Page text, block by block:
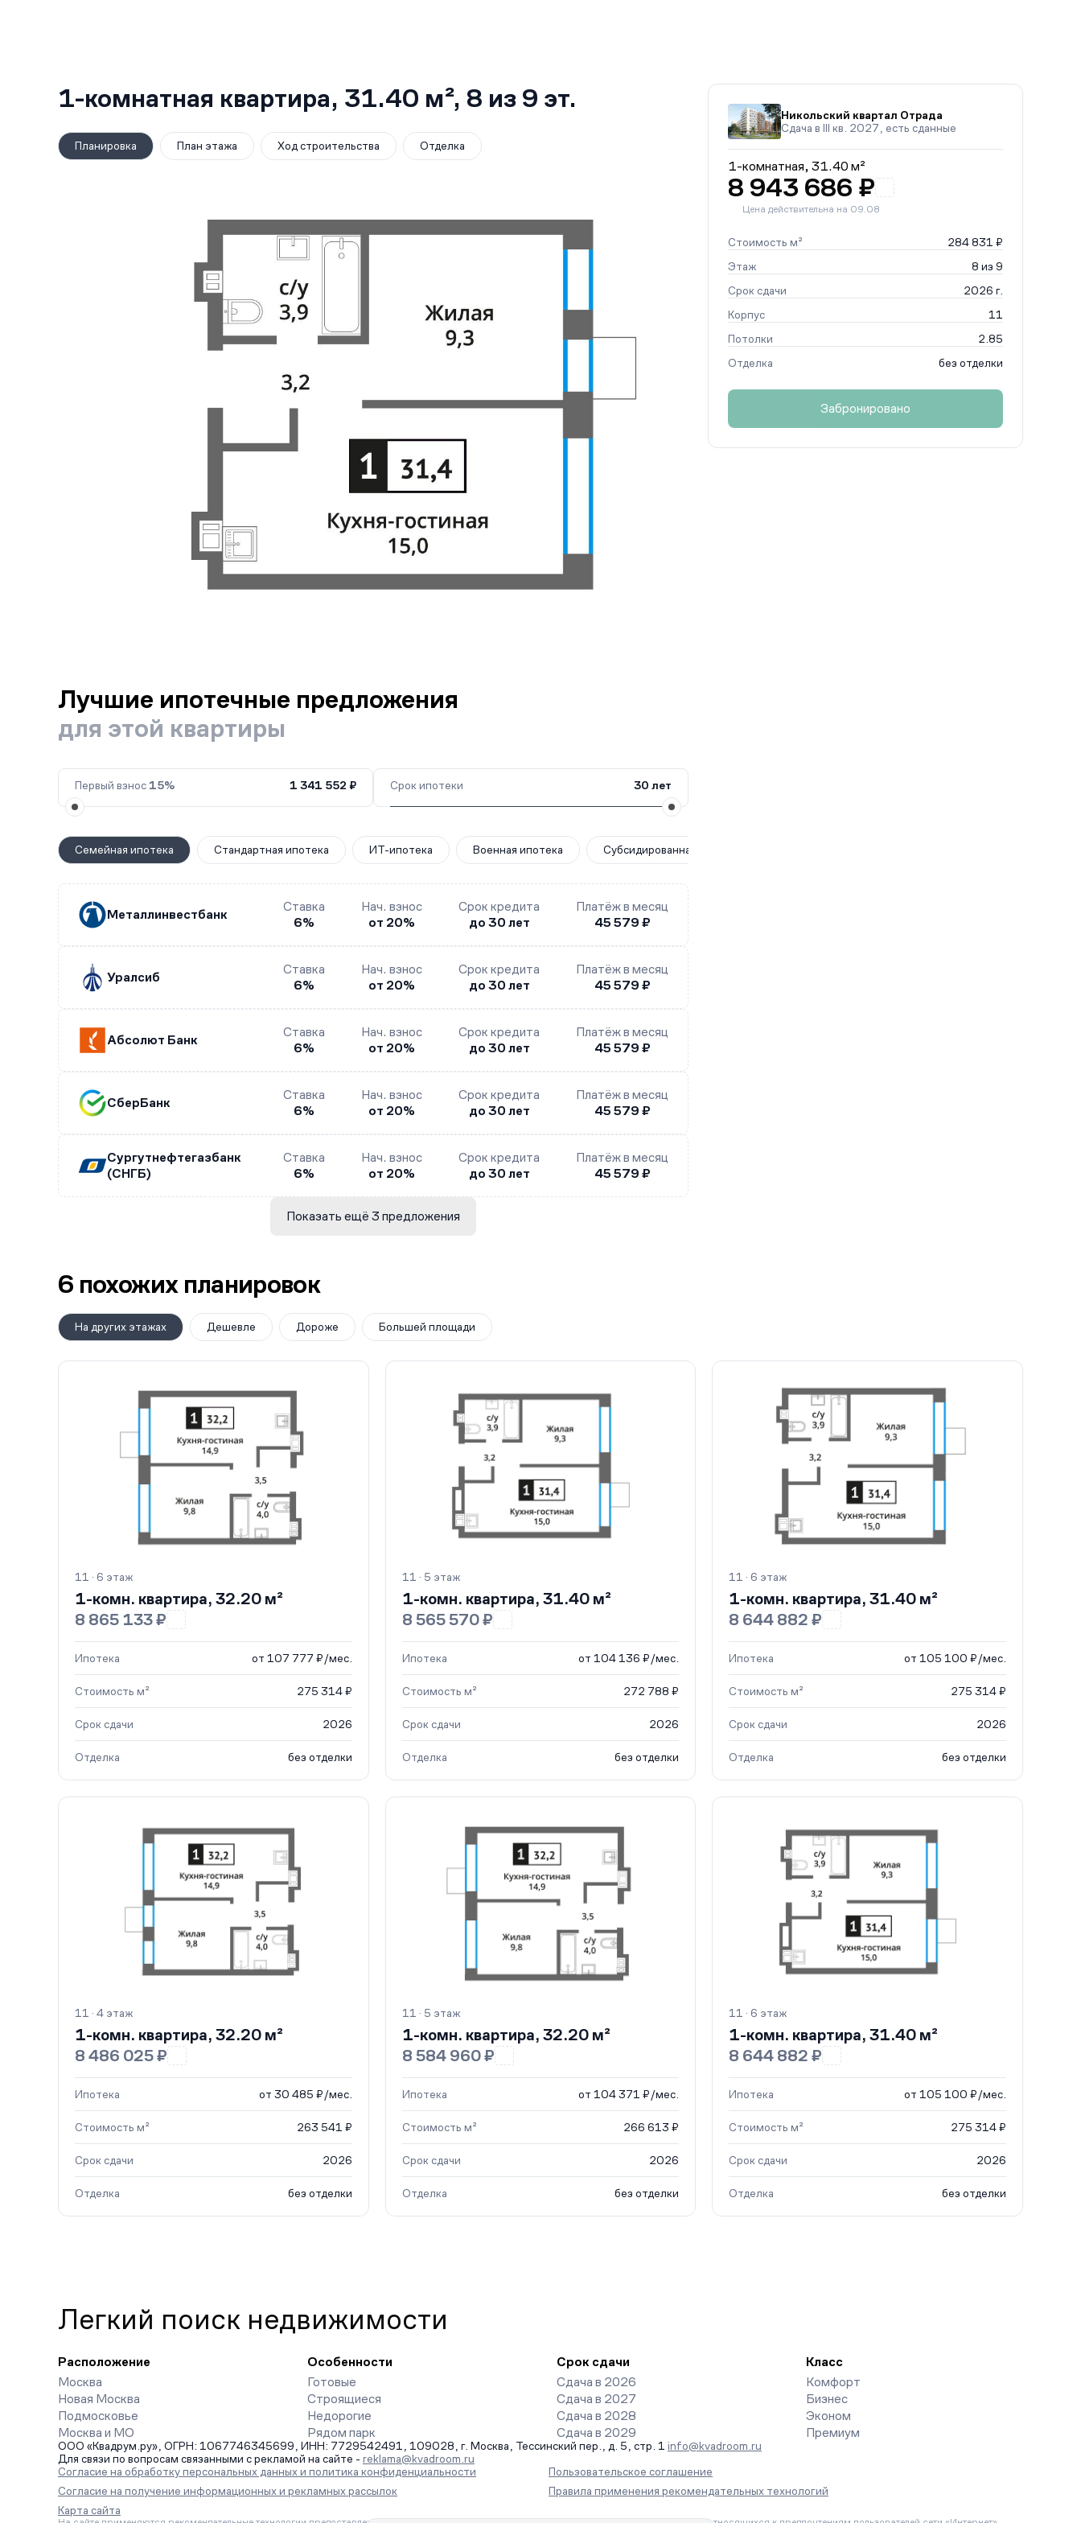
1-комнатная квартира, 31.40 м², 8 из 9 эт.
Планировка План этажа Ход строительства Отделка
Никольский квартал Отрада
Сдача в III кв. 2027, есть сданные
1-комнатная, 31.40 м²
8 943 686 ₽
Цена действительна на 09.08
Стоимость м²
284 831 ₽
Этаж
8 из 9
Срок сдачи
2026 г.
Корпус
11
Потолки
2.85
Отделка
без отделки
Забронировано
Лучшие ипотечные предложения
для этой квартиры
Первый взнос15% 1 341 552 ₽ Срок ипотеки 30 лет
Семейная ипотека Стандартная ипотека ИТ-ипотека Военная ипотека Субсидированная застройщиком
Металлинвестбанк
Ставка
6%
Нач. взнос
от 20%
Срок кредита
до 30 лет
Платёж в месяц
45 579 ₽
Уралсиб
Ставка
6%
Нач. взнос
от 20%
Срок кредита
до 30 лет
Платёж в месяц
45 579 ₽
Абсолют Банк
Ставка
6%
Нач. взнос
от 20%
Срок кредита
до 30 лет
Платёж в месяц
45 579 ₽
СберБанк
Ставка
6%
Нач. взнос
от 20%
Срок кредита
до 30 лет
Платёж в месяц
45 579 ₽
Сургутнефтегазбанк
(СНГБ)
Ставка
6%
Нач. взнос
от 20%
Срок кредита
до 30 лет
Платёж в месяц
45 579 ₽
Показать ещё 3 предложения
6 похожих планировок
На других этажах Дешевле Дороже Большей площади
11 · 6 этаж
1-комн. квартира, 32.20 м²
8 865 133 ₽
Ипотека от 107 777 ₽/мес.
Стоимость м² 275 314 ₽
Срок сдачи 2026
Отделка без отделки
11 · 5 этаж
1-комн. квартира, 31.40 м²
8 565 570 ₽
Ипотека от 104 136 ₽/мес.
Стоимость м² 272 788 ₽
Срок сдачи 2026
Отделка без отделки
11 · 6 этаж
1-комн. квартира, 31.40 м²
8 644 882 ₽
Ипотека от 105 100 ₽/мес.
Стоимость м² 275 314 ₽
Срок сдачи 2026
Отделка без отделки
11 · 4 этаж
1-комн. квартира, 32.20 м²
8 486 025 ₽
Ипотека от 30 485 ₽/мес.
Стоимость м² 263 541 ₽
Срок сдачи 2026
Отделка без отделки
11 · 5 этаж
1-комн. квартира, 32.20 м²
8 584 960 ₽
Ипотека от 104 371 ₽/мес.
Стоимость м² 266 613 ₽
Срок сдачи 2026
Отделка без отделки
11 · 6 этаж
1-комн. квартира, 31.40 м²
8 644 882 ₽
Ипотека от 105 100 ₽/мес.
Стоимость м² 275 314 ₽
Срок сдачи 2026
Отделка без отделки
Легкий поиск недвижимости
Расположение
Москва
Новая Москва
Подмосковье
Москва и МО
Особенности
Готовые
Строящиеся
Недорогие
Рядом парк
Срок сдачи
Сдача в 2026
Сдача в 2027
Сдача в 2028
Сдача в 2029
Класс
Комфорт
Бизнес
Эконом
Премиум
ООО «Квадрум.ру», ОГРН: 1067746345699, ИНН: 7729542491, 109028, г. Москва, Тессинский пер., д. 5, стр. 1 info@kvadroom.ru
Для связи по вопросам связанными с рекламой на сайте - reklama@kvadroom.ru
Согласие на обработку персональных данных и политика конфиденциальности
Пользовательское соглашение
Согласие на получение информационных и рекламных рассылок
Правила применения рекомендательных технологий
Карта сайта